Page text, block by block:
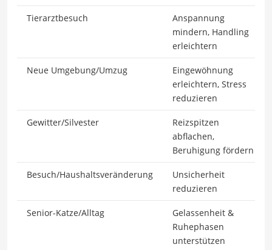
Tierarztbesuch
Anspannung
mindern, Handling
erleichtern
Neue Umgebung/Umzug
Eingewöhnung
erleichtern, Stress
reduzieren
Gewitter/Silvester
Reizspitzen
abflachen,
Beruhigung fördern
Besuch/Haushaltsveränderung
Unsicherheit
reduzieren
Senior-Katze/Alltag
Gelassenheit &
Ruhephasen
unterstützen